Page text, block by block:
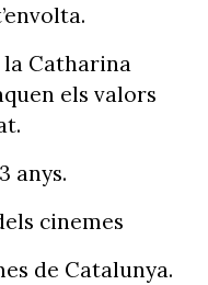
Catharina
els valors
anys.
cinemes
de Catalunya.